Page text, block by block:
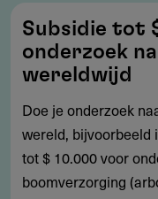
tot
$
10.000
voor
onderzoek
naar
stadsbomen
Subsidie tot
onderzoek
wereldwijd
Doe je onderzoek
wereld, bijvoorbeeld
tot $ 10.000 voor
boomverzorging